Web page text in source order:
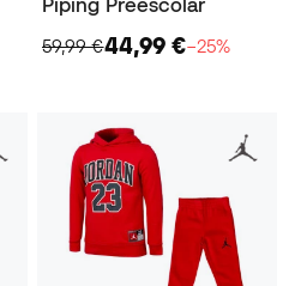
59,99 €44,99 €−25%